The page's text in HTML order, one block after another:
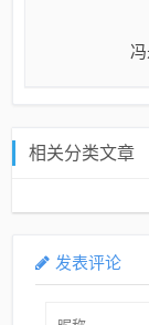
相关分类文章
发表评论